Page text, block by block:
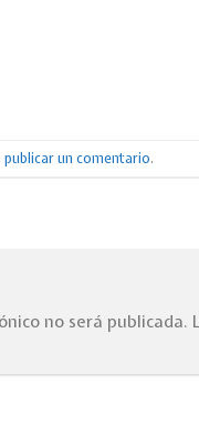
publicar un comentario.
no será publicada.